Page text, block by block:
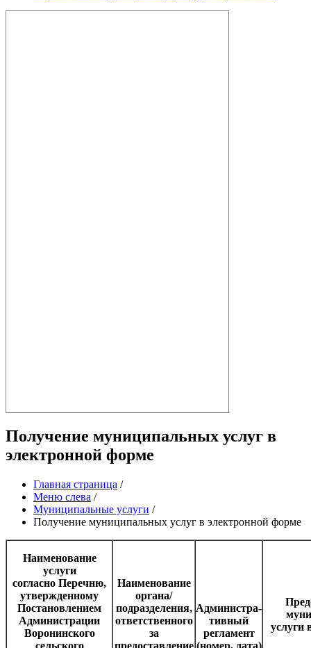
Получение муниципальных услуг в
электронной форме
Главная страница /
Меню слева /
Муниципальные услуги /
Получение муниципальных услуг в электронной форме
Наименование
услуги
согласно Перечню,
утвержденному
Постановлением
Администрации
Воронинского
сельского
Наименование
органа/
подразделения,
ответственного
за
предоставление
Администра-
тивный
регламент
(номер, дата)
услуги